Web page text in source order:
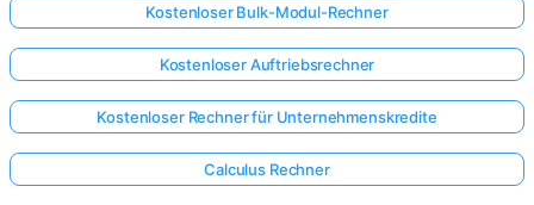
anmelden!
Kostenloser Bulk-Modul-Rechner
Kostenloser Auftriebsrechner
Kostenloser Rechner für Unternehmenskredite
Calculus Rechner